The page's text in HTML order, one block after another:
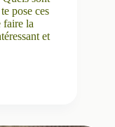
pose ces
faire la
et